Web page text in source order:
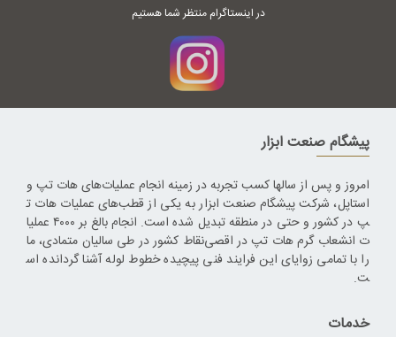
در اینستاگرام منتظر شما هستیم
پیشگام صنعت ابزار
امروز و پس از سالها کسب تجربه در زمینه انجام عملیات‌های هات تپ و
استاپل، شرکت پیشگام صنعت ابزار به یکی از قطب‌های عملیات هات ت
پ در کشور و حتی در منطقه تبدیل شده است. انجام بالغ بر ۴۰۰۰ عملیا
ت انشعاب گرم هات تپ در اقصی‌نقاط کشور در طی سالیان متمادی، ما
را با تمامی زوایای این فرایند فنی پیچیده خطوط لوله آشنا گردانده اس
ت.
خدمات